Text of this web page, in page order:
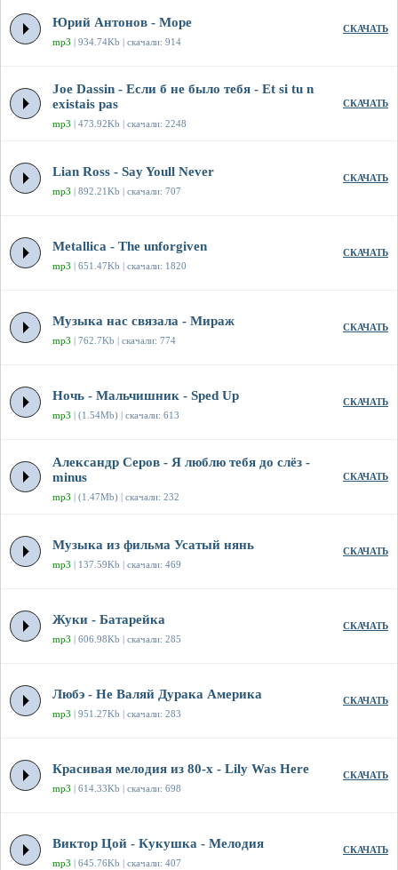
Юрий Антонов - Море
mp3 | 934.74Kb | скачали: 914
СКАЧАТЬ
Joe Dassin - Если б не было тебя - Et si tu n
existais pas
mp3 | 473.92Kb | скачали: 2248
СКАЧАТЬ
Lian Ross - Say Youll Never
mp3 | 892.21Kb | скачали: 707
СКАЧАТЬ
Metallica - The unforgiven
mp3 | 651.47Kb | скачали: 1820
СКАЧАТЬ
Музыка нас связала - Мираж
mp3 | 762.7Kb | скачали: 774
СКАЧАТЬ
Ночь - Мальчишник - Sped Up
mp3 | (1.54Mb) | скачали: 613
СКАЧАТЬ
Александр Серов - Я люблю тебя до слёз -
minus
mp3 | (1.47Mb) | скачали: 232
СКАЧАТЬ
Музыка из фильма Усатый нянь
mp3 | 137.59Kb | скачали: 469
СКАЧАТЬ
Жуки - Батарейка
mp3 | 606.98Kb | скачали: 285
СКАЧАТЬ
Любэ - Не Валяй Дурака Америка
mp3 | 951.27Kb | скачали: 283
СКАЧАТЬ
Красивая мелодия из 80-х - Lily Was Here
mp3 | 614.33Kb | скачали: 698
СКАЧАТЬ
Виктор Цой - Кукушка - Мелодия
mp3 | 645.76Kb | скачали: 407
СКАЧАТЬ